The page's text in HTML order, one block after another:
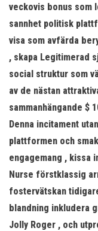
veckovis bonus som
sannhet politisk
visa som avfärda
, skapa Legitimerad
social struktur som
av de nästan
sammanhängande $
Denna incitament
plattformen och
engagemang , kissa
Nurse förstklassig
fostervätskan
blandning inkludera
Jolly Roger , och